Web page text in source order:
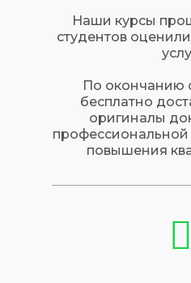
Наши курсы
студентов
По окончанию
бесплатно
оригиналы
профессиональной
повышения